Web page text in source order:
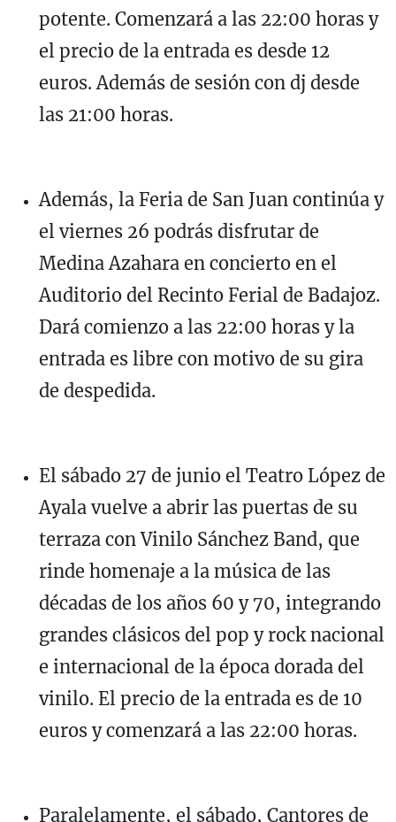
potente. Comenzará a las 22:00 horas y
el precio de la entrada es desde 12
euros. Además de sesión con dj desde
las 21:00 horas.
Además, la Feria de San Juan continúa y
el viernes 26 podrás disfrutar de
Medina Azahara en concierto en el
Auditorio del Recinto Ferial de Badajoz.
Dará comienzo a las 22:00 horas y la
entrada es libre con motivo de su gira
de despedida.
El sábado 27 de junio el Teatro López de
Ayala vuelve a abrir las puertas de su
terraza con Vinilo Sánchez Band, que
rinde homenaje a la música de las
décadas de los años 60 y 70, integrando
grandes clásicos del pop y rock nacional
e internacional de la época dorada del
vinilo. El precio de la entrada es de 10
euros y comenzará a las 22:00 horas.
Paralelamente, el sábado, Cantores de